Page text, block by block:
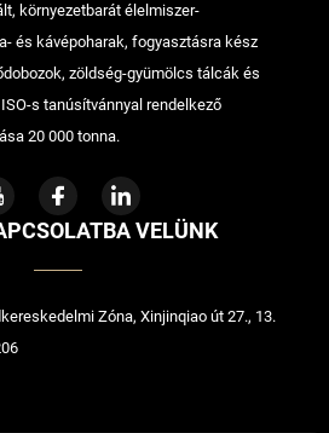
környezetbarát élelmiszer-
és kávépoharak, fogyasztásra kész
zöldség-gyümölcs tálcák és
s tanúsítvánnyal rendelkező
20 000 tonna.
VELÜNK
Zóna, Xinjinqiao út 27., 13.